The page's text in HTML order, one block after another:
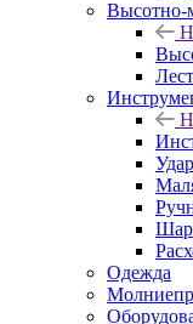
Высотно-
Одежда